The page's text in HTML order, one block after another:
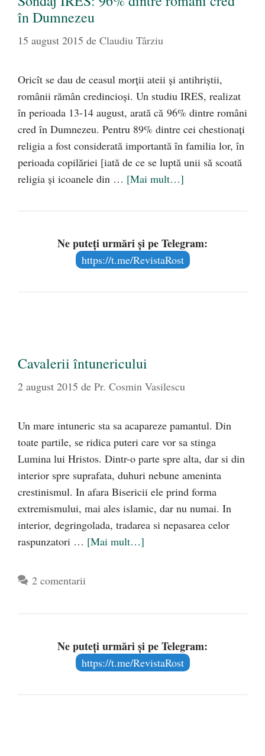
în Dumnezeu
15 august 2015 de Claudiu Târziu
Oricît se dau de ceasul morţii ateii şi antihriştii,
românii rămân credincioşi. Un studiu IRES, realizat
în perioada 13-14 august, arată că 96% dintre români
cred în Dumnezeu. Pentru 89% dintre cei chestionaţi
religia a fost considerată importantă în familia lor, în
perioada copilăriei [iată de ce se luptă unii să scoată
religia şi icoanele din … [Mai mult…]
Ne puteți urmări și pe Telegram:
https://t.me/RevistaRost
Cavalerii întunericului
2 august 2015 de Pr. Cosmin Vasilescu
Un mare intuneric sta sa acapareze pamantul. Din
toate partile, se ridica puteri care vor sa stinga
Lumina lui Hristos. Dintr-o parte spre alta, dar si din
interior spre suprafata, duhuri nebune ameninta
crestinismul. In afara Bisericii ele prind forma
extremismului, mai ales islamic, dar nu numai. In
interior, degringolada, tradarea si nepasarea celor
raspunzatori … [Mai mult…]
2 comentarii
Ne puteți urmări și pe Telegram:
https://t.me/RevistaRost